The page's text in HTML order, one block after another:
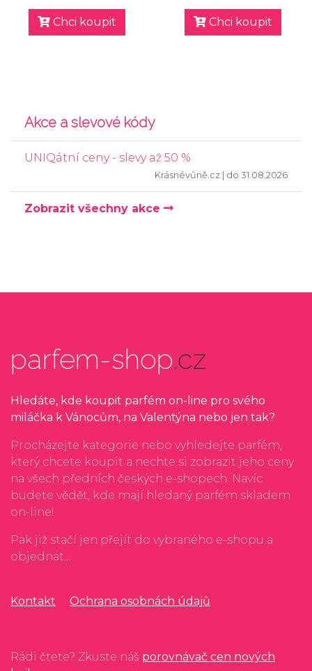
Chci koupit Chci koupit
Akce a slevové kódy
UNIQátní ceny - slevy až 50 %
Krásnévůně.cz | do 31.08.2026
Zobrazit všechny akce
parfem-shop.cz
Hledáte, kde koupit parfém on-line pro svého
miláčka k Vánocům, na Valentýna nebo jen tak?
Procházejte kategorie nebo vyhledejte parfém,
který chcete koupit a nechte si zobrazit jeho ceny
na všech předních českých e-shopech. Navíc
budete vědět, kde mají hledaný parfém skladem
on-line!
Pak již stačí jen přejít do vybraného e-shopu a
objednat...
Kontakt Ochrana osobnách údajů
Rádi čtete? Zkuste náš porovnávač cen nových